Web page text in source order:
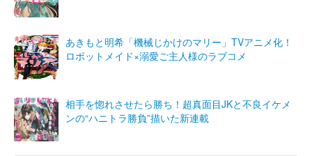
あきもと明希「機械じかけのマリー」TVアニメ化！
ロボットメイド×溺愛ご主人様のラブコメ
相手を惚れさせたら勝ち！超真面目JKと不良イケメ
ンの“ハニトラ勝負”描いた新連載